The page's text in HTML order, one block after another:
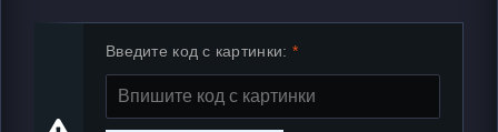
Введите код с картинки: